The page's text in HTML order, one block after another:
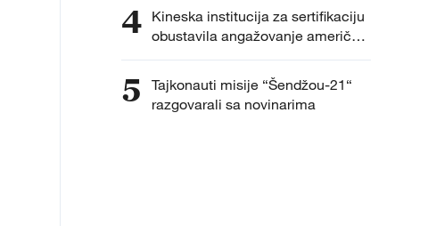
4 Kineska institucija za sertifikaciju
obustavila angažovanje američkih
agencija za sprovođenje
5
Tajkonauti misije “Šendžou-21“
razgovarali sa novinarima